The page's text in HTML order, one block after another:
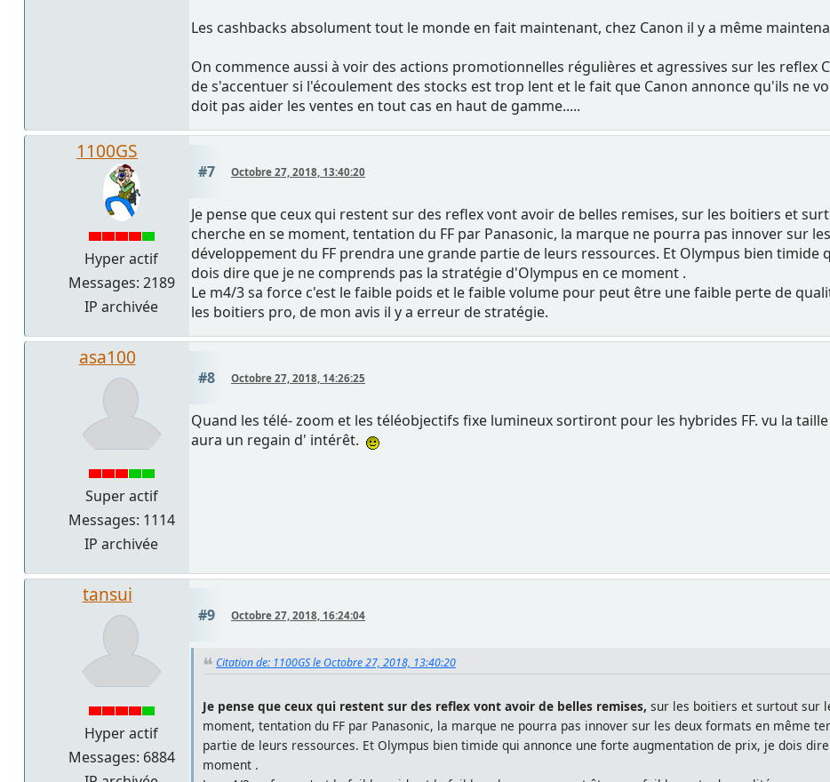
Les cashbacks absolument tout le monde en fait maintenant, chez Canon il y a même
On commence aussi à voir des actions promotionnelles régulières et agressives sur les reflex
de s'accentuer si l'écoulement des stocks est trop lent et le fait que Canon annonce qu'ils ne
doit pas aider les ventes en tout cas en haut de gamme.....
1100GS
Hyper actif
Messages: 2189
IP archivée
#7 Octobre 27, 2018, 13:40:20
Je pense que ceux qui restent sur des reflex vont avoir de belles remises, sur les boitiers et
cherche en se moment, tentation du FF par Panasonic, la marque ne pourra pas innover sur
développement du FF prendra une grande partie de leurs ressources. Et Olympus bien
dois dire que je ne comprends pas la stratégie d'Olympus en ce moment .
Le m4/3 sa force c'est le faible poids et le faible volume pour peut être une faible perte de
les boitiers pro, de mon avis il y a erreur de stratégie.
asa100
Super actif
Messages: 1114
IP archivée
#8 Octobre 27, 2018, 14:26:25
Quand les télé- zoom et les téléobjectifs fixe lumineux sortiront pour les hybrides FF. vu la
aura un regain d' intérêt.
tansui
Hyper actif
Messages: 6884
#9 Octobre 27, 2018, 16:24:04
Citation de: 1100GS le Octobre 27, 2018, 13:40:20
Je pense que ceux qui restent sur des reflex vont avoir de belles remises, sur les boitiers et surtout sur
moment, tentation du FF par Panasonic, la marque ne pourra pas innover sur les deux formats en même
partie de leurs ressources. Et Olympus bien timide qui annonce une forte augmentation de prix, je dois
moment .